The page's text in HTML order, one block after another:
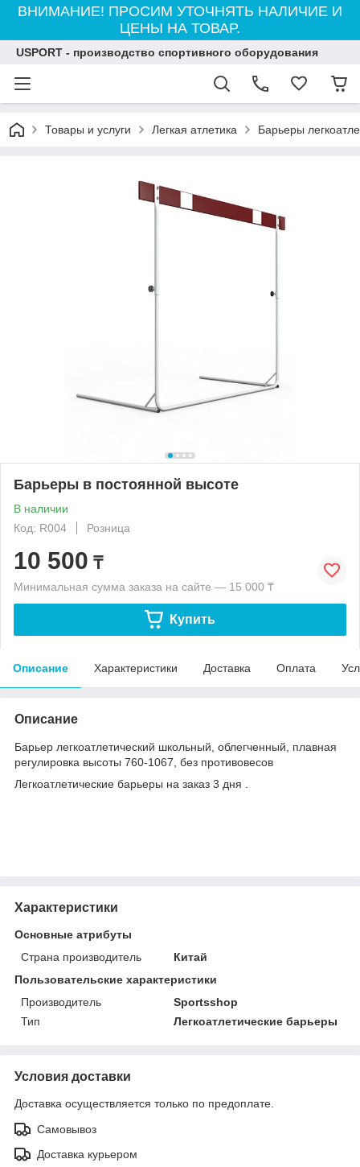
ВНИМАНИЕ! ПРОСИМ УТОЧНЯТЬ НАЛИЧИЕ И
ЦЕНЫ НА ТОВАР.
USPORT - производство спортивного оборудования
Товары и услуги Легкая атлетика Барьеры
Барьеры в постоянной высоте
В наличии
Код: R004
Розница
10 500 ₸
Минимальная сумма заказа на сайте — 15 000 ₸
Купить
Описание Характеристики Доставка Оплата
Описание
Барьер легкоатлетический школьный, облегченный, плавная
регулировка высоты 760-1067, без противовесов
Легкоатлетические барьеры на заказ 3 дня .
Характеристики
Основные атрибуты
Страна производитель
Китай
Пользовательские характеристики
Производитель
Sportsshop
Тип
Легкоатлетические барьеры
Условия доставки
Доставка осуществляется только по предоплате.
Самовывоз
Доставка курьером